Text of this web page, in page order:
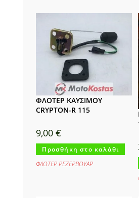
ΦΛΟΤΕΡ ΚΑΥΣΙΜΟΥ
CRYPTON-R 115
9,00€
Προσθήκη στο καλάθι
ΦΛΟΤΕΡ ΡΕΖΕΡΒΟΥΑΡ